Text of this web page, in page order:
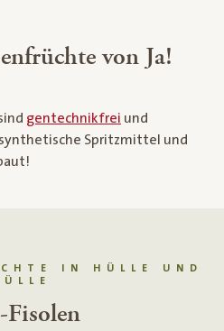
von Ja!
gentechnikfrei und
Spritzmittel und
IN HÜLLE UND
Erbsen